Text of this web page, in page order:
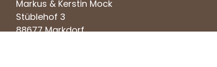
Markus & Kerstin Mock
Stüblehof 3
88677 Markdorf